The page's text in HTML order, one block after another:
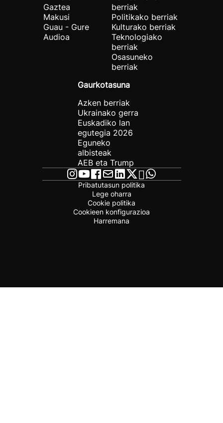
Gaztea
Makusi
Guau - Gure
Audioa
berriak
Politikako berriak
Kulturako berriak
Teknologiako
berriak
Osasuneko
berriak
Gaurkotasuna
Azken berriak
Ukrainako gerra
Euskadiko lan
egutegia 2026
Eguneko
albisteak
AEB eta Trump
Pribatutasun politika
Lege oharra
Cookie politika
Cookieen konfigurazioa
Harremana